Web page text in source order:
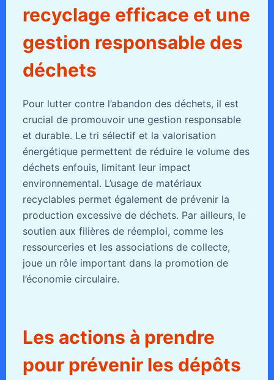
recyclage efficace et une
gestion responsable des
déchets
Pour lutter contre l’abandon des déchets, il est
crucial de promouvoir une gestion responsable
et durable. Le tri sélectif et la valorisation
énergétique permettent de réduire le volume des
déchets enfouis, limitant leur impact
environnemental. L’usage de matériaux
recyclables permet également de prévenir la
production excessive de déchets. Par ailleurs, le
soutien aux filières de réemploi, comme les
ressourceries et les associations de collecte,
joue un rôle important dans la promotion de
l’économie circulaire.
Les actions à prendre
pour prévenir les dépôts